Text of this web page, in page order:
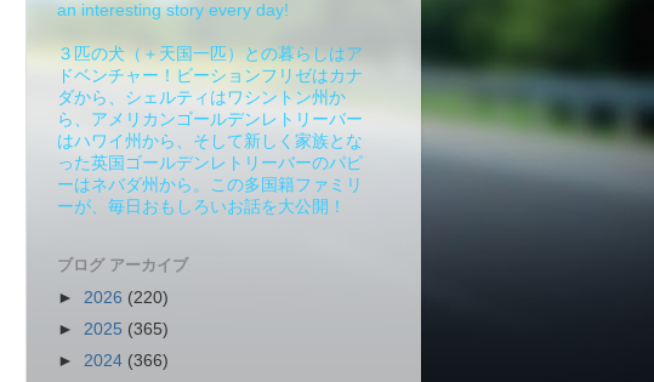
an interesting story every day!
３匹の犬（＋天国一匹）との暮らしはア
ドベンチャー！ビーションフリゼはカナ
ダから、シェルティはワシントン州か
ら、アメリカンゴールデンレトリーバー
はハワイ州から、そして新しく家族とな
った英国ゴールデンレトリーバーのパピ
ーはネバダ州から。この多国籍ファミリ
ーが、毎日おもしろいお話を大公開！
ブログ アーカイブ
► 2026 (220)
► 2025 (365)
► 2024 (366)